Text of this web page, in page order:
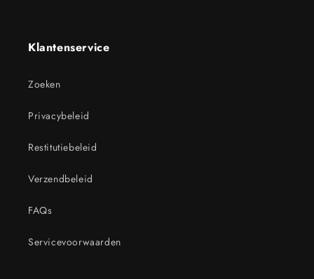
Klantenservice
Zoeken
Privacybeleid
Restitutiebeleid
Verzendbeleid
FAQs
Servicevoorwaarden